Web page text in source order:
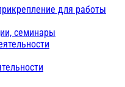
для работы
семинары